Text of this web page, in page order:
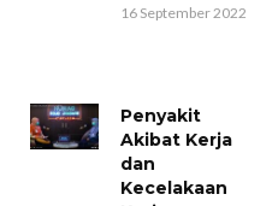
16 September 2022
Penyakit
Akibat Kerja
dan
Kecelakaan